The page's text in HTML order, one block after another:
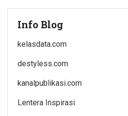
Info Blog
kelasdata.com
destyless.com
kanalpublikasi.com
Lentera Inspirasi